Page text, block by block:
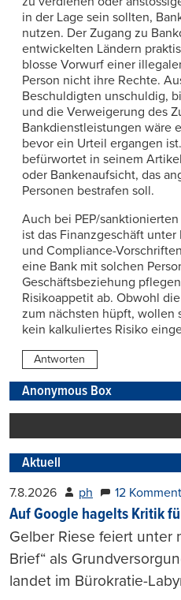
in der Lage sein sollten,
nutzen. Der Zugang zu
entwickelten Ländern
blosse Vorwurf einer
Person nicht ihre Rechte.
Beschuldigten unschuldig,
und die Verweigerung des
Bankdienstleistungen wäre
bevor ein Urteil ergangen
befürwortet in seinem
oder Bankenaufsicht, das
Personen bestrafen soll.
Auch bei PEP/
ist das Finanzgeschäft
und Compliance-
eine Bank mit solchen
Geschäftsbeziehung
Risikoappetit ab. Obwohl
zum nächsten hüpft, wollen
kein kalkuliertes Risiko
Antworten
Anonymous Box
Aktuell
7.8.2026 ph 12
Auf Google hagelts Kritik
Gelber Riese feiert unter
Brief“ als
landet im Bürokratie-